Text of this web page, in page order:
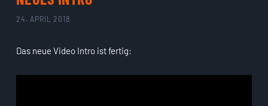
24. APRIL 2018
Das neue Video Intro ist fertig: